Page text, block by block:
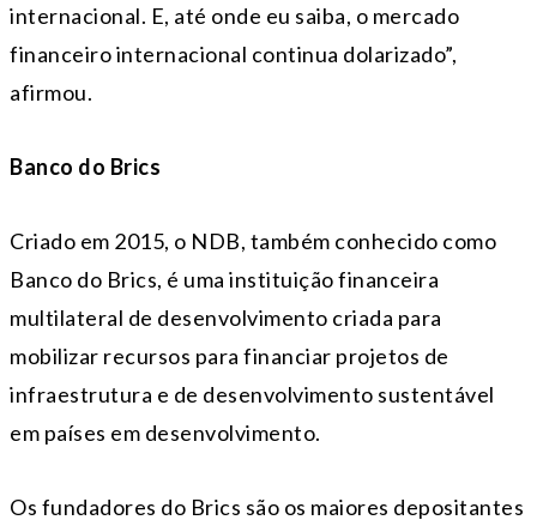
internacional. E, até onde eu saiba, o mercado
financeiro internacional continua dolarizado”,
afirmou.
Banco do Brics
Criado em 2015, o NDB, também conhecido como
Banco do Brics, é uma instituição financeira
multilateral de desenvolvimento criada para
mobilizar recursos para financiar projetos de
infraestrutura e de desenvolvimento sustentável
em países em desenvolvimento.
Os fundadores do Brics são os maiores depositantes